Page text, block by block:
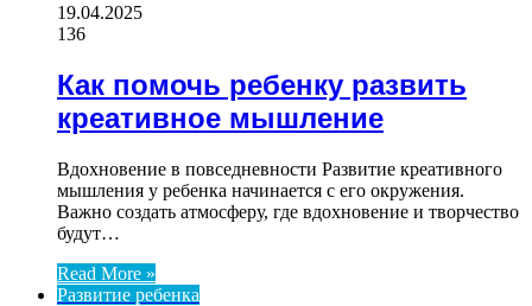
19.04.2025
136
Как помочь ребенку развить
креативное мышление
Вдохновение в повседневности Развитие креативного
мышления у ребенка начинается с его окружения.
Важно создать атмосферу, где вдохновение и творчество
будут…
Read More »
Развитие ребенка